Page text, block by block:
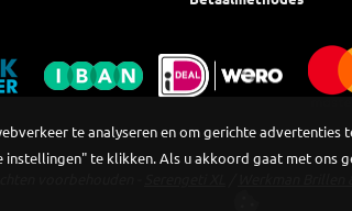
Werkman
te analyseren en om gerichte advertenties
te klikken. Als u akkoord gaat met ons